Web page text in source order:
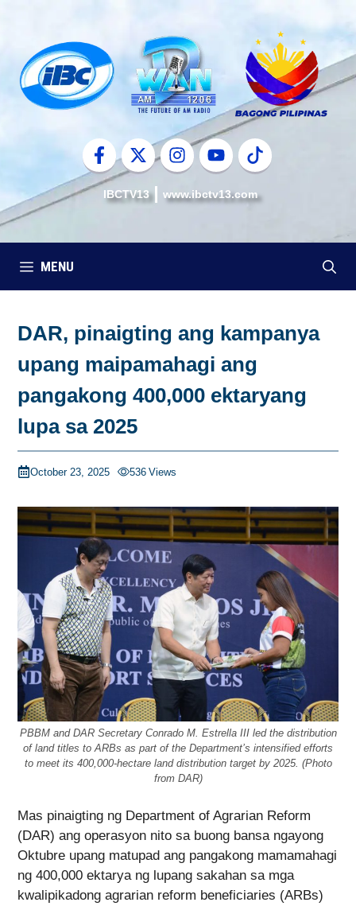
content
IBCTV13 www.ibctv13.com
MENU
DAR, pinaigting ang kampanya
upang maipamahagi ang
pangakong 400,000 ektaryang
lupa sa 2025
October 23, 2025 536 Views
PBBM and DAR Secretary Conrado M. Estrella III led the distribution
of land titles to ARBs as part of the Department’s intensified efforts
to meet its 400,000-hectare land distribution target by 2025. (Photo
from DAR)
Mas pinaigting ng Department of Agrarian Reform
(DAR) ang operasyon nito sa buong bansa ngayong
Oktubre upang matupad ang pangakong mamamahagi
ng 400,000 ektarya ng lupang sakahan sa mga
kwalipikadong agrarian reform beneficiaries (ARBs)